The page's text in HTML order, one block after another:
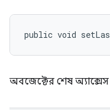
public void
অবজেক্টের শেষ